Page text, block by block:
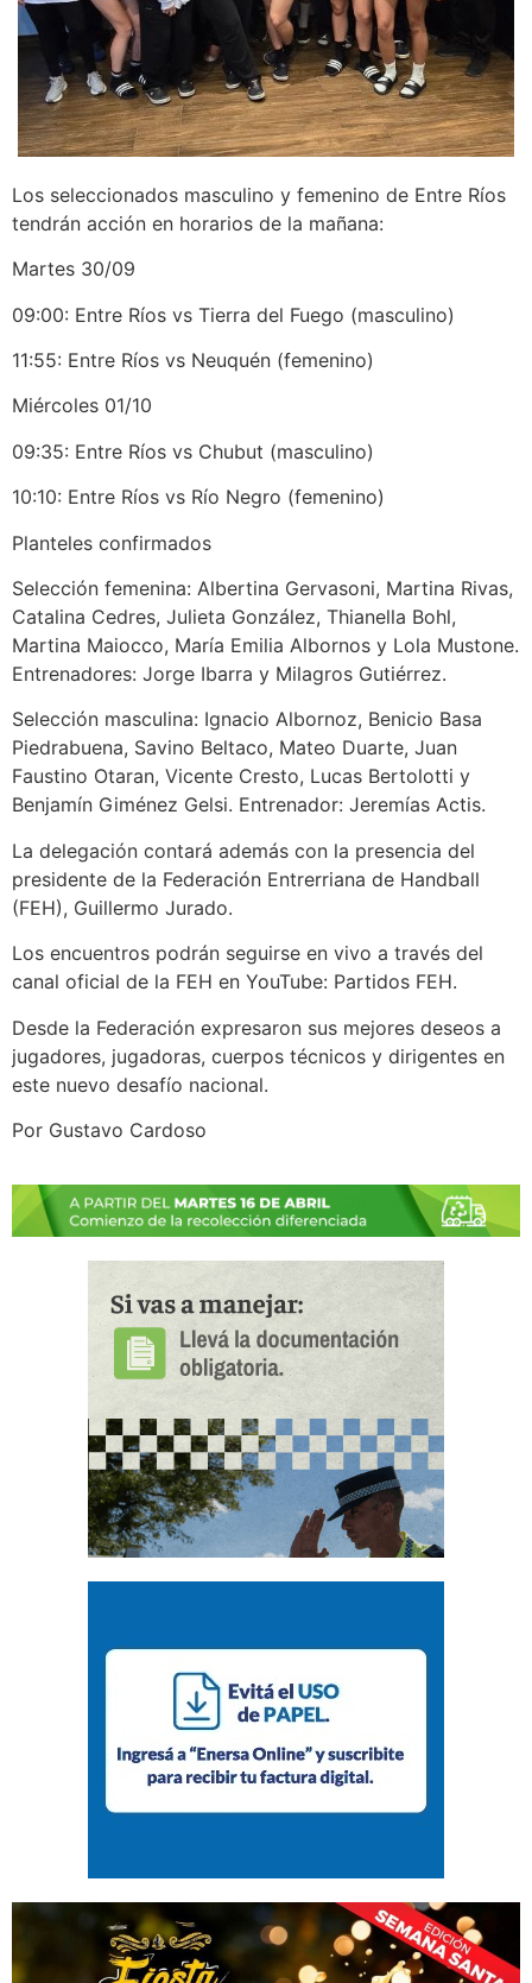
Los seleccionados masculino y femenino de Entre Ríos
tendrán acción en horarios de la mañana:
Martes 30/09
09:00: Entre Ríos vs Tierra del Fuego (masculino)
11:55: Entre Ríos vs Neuquén (femenino)
Miércoles 01/10
09:35: Entre Ríos vs Chubut (masculino)
10:10: Entre Ríos vs Río Negro (femenino)
Planteles confirmados
Selección femenina: Albertina Gervasoni, Martina Rivas,
Catalina Cedres, Julieta González, Thianella Bohl,
Martina Maiocco, María Emilia Albornos y Lola Mustone.
Entrenadores: Jorge Ibarra y Milagros Gutiérrez.
Selección masculina: Ignacio Albornoz, Benicio Basa
Piedrabuena, Savino Beltaco, Mateo Duarte, Juan
Faustino Otaran, Vicente Cresto, Lucas Bertolotti y
Benjamín Giménez Gelsi. Entrenador: Jeremías Actis.
La delegación contará además con la presencia del
presidente de la Federación Entrerriana de Handball
(FEH), Guillermo Jurado.
Los encuentros podrán seguirse en vivo a través del
canal oficial de la FEH en YouTube: Partidos FEH.
Desde la Federación expresaron sus mejores deseos a
jugadores, jugadoras, cuerpos técnicos y dirigentes en
este nuevo desafío nacional.
Por Gustavo Cardoso